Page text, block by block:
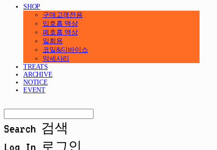
SHOP
구매고객전용
입호흡 액상
폐호흡 액상
일회용
코일&디바이스
악세사리
TREATS
ARCHIVE
NOTICE
EVENT
Search 검색
Log In 로그인